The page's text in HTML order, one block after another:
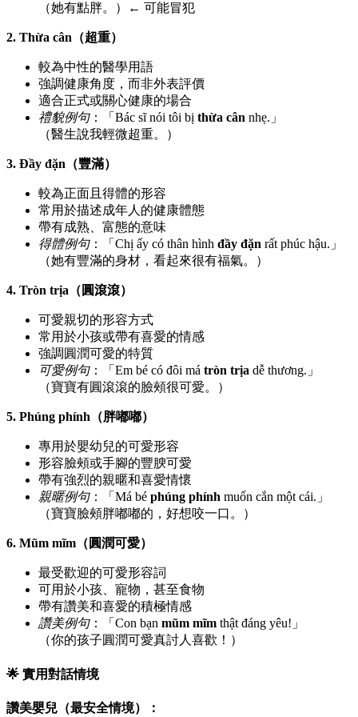
（她有點胖。）← 可能冒犯
2. Thừa cân（超重）
較為中性的醫學用語
強調健康角度，而非外表評價
適合正式或關心健康的場合
禮貌例句：「Bác sĩ nói tôi bị thừa cân nhẹ.」
（醫生說我輕微超重。）
3. Đầy đặn（豐滿）
較為正面且得體的形容
常用於描述成年人的健康體態
帶有成熟、富態的意味
得體例句：「Chị ấy có thân hình đầy đặn rất phúc hậu.」
（她有豐滿的身材，看起來很有福氣。）
4. Tròn trịa（圓滾滾）
可愛親切的形容方式
常用於小孩或帶有喜愛的情感
強調圓潤可愛的特質
可愛例句：「Em bé có đôi má tròn trịa dễ thương.」
（寶寶有圓滾滾的臉頰很可愛。）
5. Phúng phính（胖嘟嘟）
專用於嬰幼兒的可愛形容
形容臉頰或手腳的豐腴可愛
帶有強烈的親暱和喜愛情懷
親暱例句：「Má bé phúng phính muốn cắn một cái.」
（寶寶臉頰胖嘟嘟的，好想咬一口。）
6. Mũm mĩm（圓潤可愛）
最受歡迎的可愛形容詞
可用於小孩、寵物，甚至食物
帶有讚美和喜愛的積極情感
讚美例句：「Con bạn mũm mĩm thật đáng yêu!」
（你的孩子圓潤可愛真討人喜歡！）
🌟 實用對話情境
讚美嬰兒（最安全情境）：